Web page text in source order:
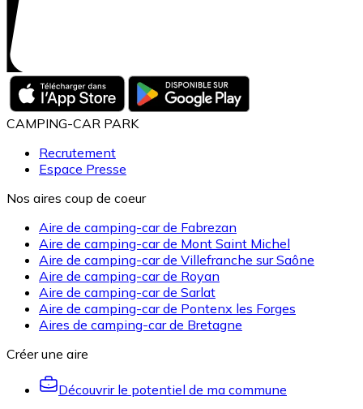
CAMPING-CAR PARK
Recrutement
Espace Presse
Nos aires coup de coeur
Aire de camping-car de Fabrezan
Aire de camping-car de Mont Saint Michel
Aire de camping-car de Villefranche sur Saône
Aire de camping-car de Royan
Aire de camping-car de Sarlat
Aire de camping-car de Pontenx les Forges
Aires de camping-car de Bretagne
Créer une aire
Découvrir le potentiel de ma commune